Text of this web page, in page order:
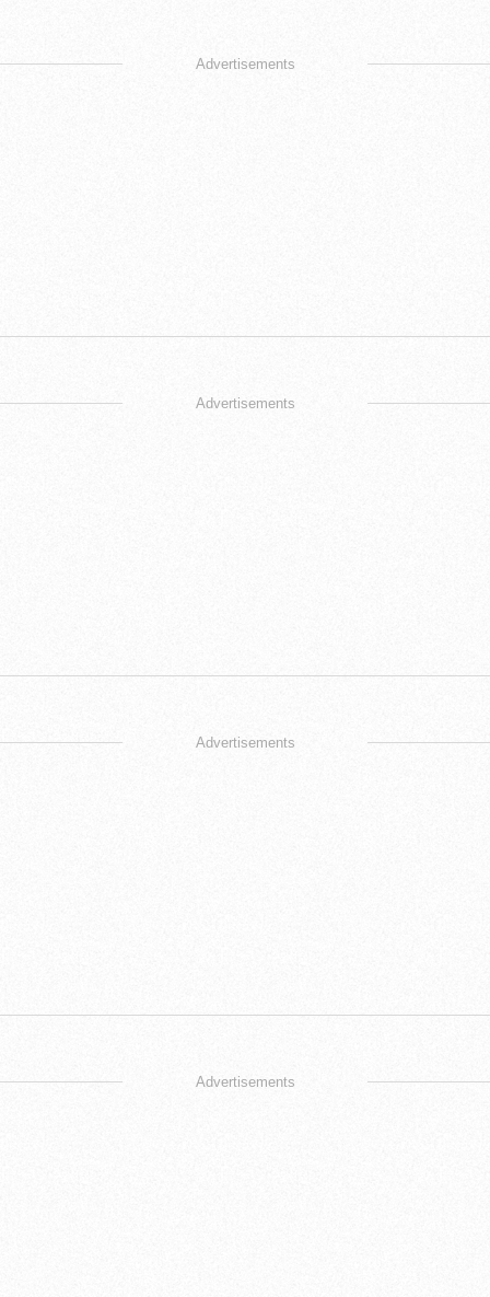
Advertisements
Advertisements
Advertisements
Advertisements